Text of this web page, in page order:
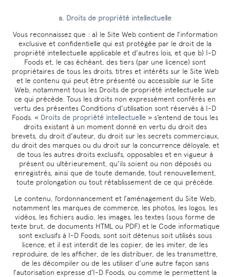
a. Droits de propriété intellectuelle
Vous reconnaissez que : a) le Site Web contient de l’information
exclusive et confidentielle qui est protégée par le droit de la
propriété intellectuelle applicable et d’autres lois, et que b) I-D
Foods et, le cas échéant, des tiers (par une licence) sont
propriétaires de tous les droits, titres et intérêts sur le Site Web
et le contenu qui peut être présenté ou accessible sur le Site
Web, notamment tous les Droits de propriété intellectuelle sur
ce qui précède. Tous les droits non expressément conférés en
vertu des présentes Conditions d’utilisation sont réservés à I-D
Foods. « Droits de propriété intellectuelle » s’entend de tous les
droits existant à un moment donné en vertu du droit des
brevets, du droit d’auteur, du droit sur les secrets commerciaux,
du droit des marques ou du droit sur la concurrence déloyale, et
de tous les autres droits exclusifs, opposables et en vigueur à
présent ou ultérieurement, qu’ils soient ou non déposés ou
enregistrés, ainsi que de toute demande, tout renouvellement,
toute prolongation ou tout rétablissement de ce qui précède.
Le contenu, l’ordonnancement et l’aménagement du Site Web,
notamment les marques de commerce, les photos, les logos, les
vidéos, les fichiers audio, les images, les textes (sous forme de
texte brut, de documents HTML ou PDF) et le Code informatique
sont exclusifs à I-D Foods, sont soit détenus soit utilisés sous
licence, et il est interdit de les copier, de les imiter, de les
reproduire, de les afficher, de les distribuer, de les transmettre,
de les décompiler ou de les utiliser d’une autre façon sans
l’autorisation expresse d’I-D Foods, ou comme le permettent la